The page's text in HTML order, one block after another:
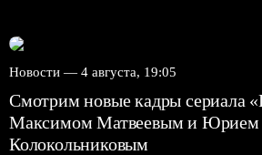
Новости — 4 августа, 19:05
Смотрим новые кадры сериала
Максимом Матвеевым и Юрием
Колокольниковым